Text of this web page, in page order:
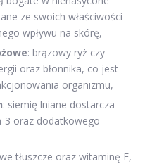
ze swoich właściwości
wpływu na skórę,
: brązowy ryż czy
oraz błonnika, co jest
organizmu,
: siemię lniane dostarcza
3 oraz dodatkowego
tłuszcze oraz witaminę E,